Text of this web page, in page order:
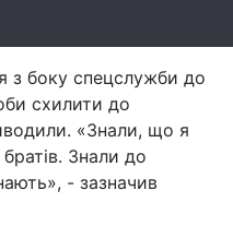
Думки
Вакансії
з боку спецслужби до
схилити до
«Знали, що я
Знали до
- зазначив